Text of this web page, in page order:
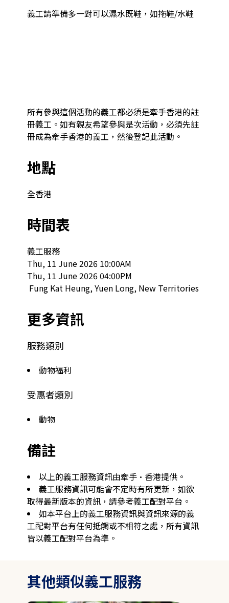
義工請準備多一對可以濕水既鞋，如拖鞋/水鞋
所有參與這個活動的義工都必須是牽手香港的註
冊義工。如有親友希望參與是次活動，必須先註
冊成為牽手香港的義工，然後登記此活動。
地點
全香港
時間表
義工服務
Thu, 11 June 2026 10:00AM
Thu, 11 June 2026 04:00PM
Fung Kat Heung, Yuen Long, New Territories
更多資訊
服務類別
動物福利
受惠者類別
動物
備註
以上的義工服務資訊由牽手·香港提供。
義工服務資訊可能會不定時有所更新，如欲
取得最新版本的資訊，請參考義工配對平台。
如本平台上的義工服務資訊與資訊來源的義
工配對平台有任何抵觸或不相符之處，所有資訊
皆以義工配對平台為準。
其他類似義工服務